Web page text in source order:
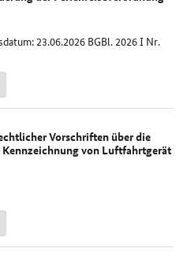
23.06.2026 BGBl. 2026 I Nr.
Vorschriften über die
von Luftfahrtgerät